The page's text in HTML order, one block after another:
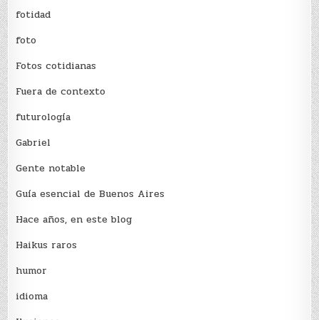
fotidad
foto
Fotos cotidianas
Fuera de contexto
futurología
Gabriel
Gente notable
Guía esencial de Buenos Aires
Hace años, en este blog
Haikus raros
humor
idioma